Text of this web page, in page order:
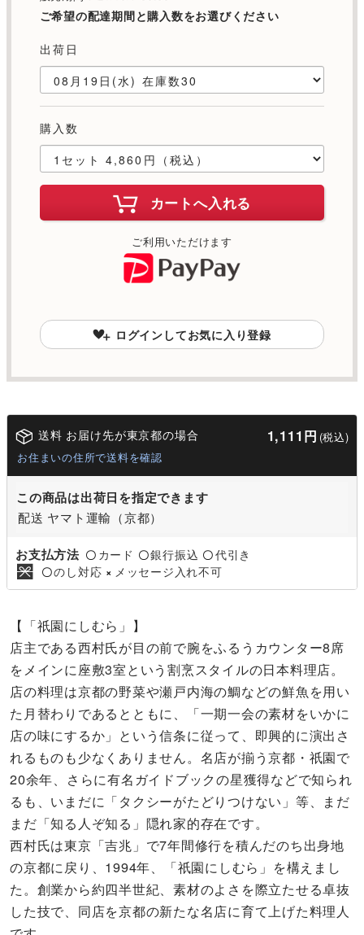
ご希望の配達期間と購入数をお選びください
出荷日
購入数
カートへ入れる
ご利用いただけます
ログインしてお気に入り登録
送料 お届け先が東京都の場合 1,111円 (税込)
お住まいの住所で送料を確認
この商品は出荷日を指定できます
配送 ヤマト運輸（京都）
お支払方法 〇 カード 〇銀行振込 〇代引き
〇のし対応 × メッセージ入れ不可
【「祇園にしむら」】
店主である西村氏が目の前で腕をふるうカウンター8席
をメインに座敷3室という割烹スタイルの日本料理店。
店の料理は京都の野菜や瀬戸内海の鯛などの鮮魚を用い
た月替わりであるとともに、「一期一会の素材をいかに
店の味にするか」という信条に従って、即興的に演出さ
れるものも少なくありません。名店が揃う京都・祇園で
20余年、さらに有名ガイドブックの星獲得などで知られ
るも、いまだに「タクシーがたどりつけない」等、まだ
まだ「知る人ぞ知る」隠れ家的存在です。
西村氏は東京「吉兆」で7年間修行を積んだのち出身地
の京都に戻り、1994年、「祇園にしむら」を構えまし
た。創業から約四半世紀、素材のよさを際立たせる卓抜
した技で、同店を京都の新たな名店に育て上げた料理人